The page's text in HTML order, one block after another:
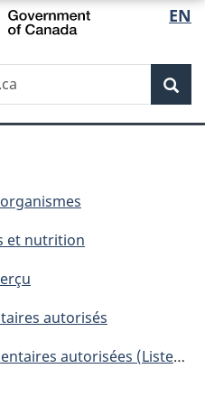
de
la
EN
et nutrition
autorisés
(Listes des additifs alimentaires autorisés)